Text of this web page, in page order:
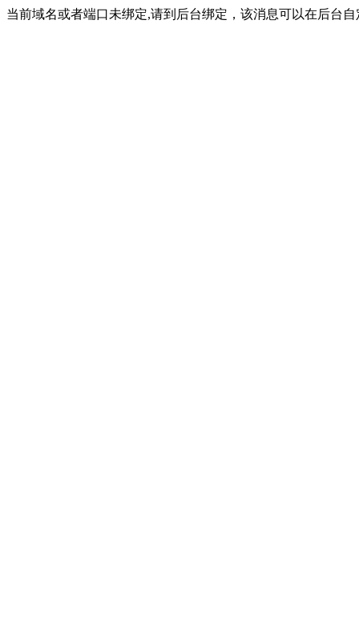
当前域名或者端口未绑定,请到后台绑定，该消息可以在后台自